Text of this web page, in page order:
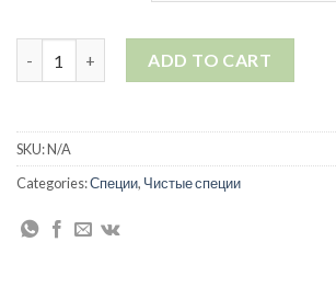
ADD TO CART
SKU:N/A
Categories:Специи, Чистые специи